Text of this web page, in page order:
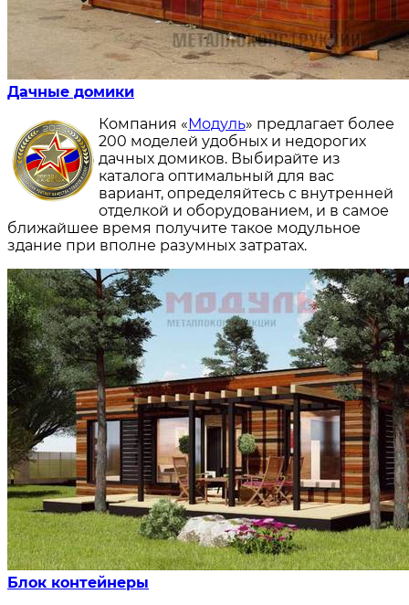
Дачные домики
Компания «Модуль» предлагает более
200 моделей удобных и недорогих
дачных домиков. Выбирайте из
каталога оптимальный для вас
вариант, определяйтесь с внутренней
отделкой и оборудованием, и в самое
ближайшее время получите такое модульное
здание при вполне разумных затратах.
Блок контейнеры